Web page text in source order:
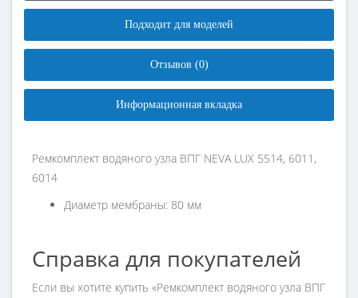
Подходит для моделей
Отзывов (0)
Информационная вкладка
Ремкомплект водяного узла ВПГ NEVA LUX 5514, 6011,
6014
Диаметр мембраны: 80 мм
Справка для покупателей
Если вы хотите купить «Ремкомплект водяного узла ВПГ